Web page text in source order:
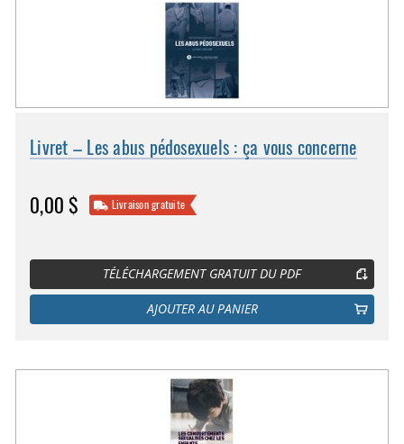
Livret – Les abus pédosexuels : ça vous concerne
0,00 $ Livraison gratuite
TÉLÉCHARGEMENT GRATUIT DU PDF
AJOUTER AU PANIER